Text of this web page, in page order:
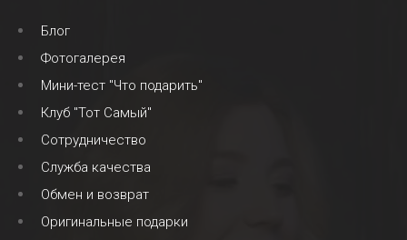
Блог
Фотогалерея
Мини-тест "Что подарить"
Клуб "Тот Самый"
Сотрудничество
Служба качества
Обмен и возврат
Оригинальные подарки